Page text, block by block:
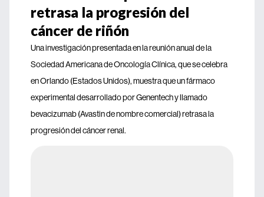
retrasa la progresión del
cáncer de riñón
Una investigación presentada en la reunión anual de la
Sociedad Americana de Oncología Clínica, que se celebra
en Orlando (Estados Unidos), muestra que un fármaco
experimental desarrollado por Genentech y llamado
bevacizumab (Avastin de nombre comercial) retrasa la
progresión del cáncer renal.